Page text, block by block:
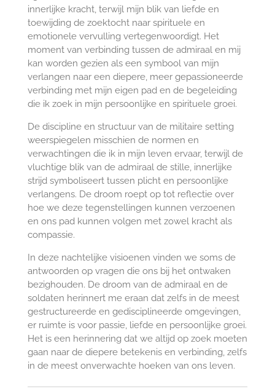
innerlijke kracht, terwijl mijn blik van liefde en
toewijding de zoektocht naar spirituele en
emotionele vervulling vertegenwoordigt. Het
moment van verbinding tussen de admiraal en mij
kan worden gezien als een symbool van mijn
verlangen naar een diepere, meer gepassioneerde
verbinding met mijn eigen pad en de begeleiding
die ik zoek in mijn persoonlijke en spirituele groei.
De discipline en structuur van de militaire setting
weerspiegelen misschien de normen en
verwachtingen die ik in mijn leven ervaar, terwijl de
vluchtige blik van de admiraal de stille, innerlijke
strijd symboliseert tussen plicht en persoonlijke
verlangens. De droom roept op tot reflectie over
hoe we deze tegenstellingen kunnen verzoenen
en ons pad kunnen volgen met zowel kracht als
compassie.
In deze nachtelijke visioenen vinden we soms de
antwoorden op vragen die ons bij het ontwaken
bezighouden. De droom van de admiraal en de
soldaten herinnert me eraan dat zelfs in de meest
gestructureerde en gedisciplineerde omgevingen,
er ruimte is voor passie, liefde en persoonlijke groei.
Het is een herinnering dat we altijd op zoek moeten
gaan naar de diepere betekenis en verbinding, zelfs
in de meest onverwachte hoeken van ons leven.